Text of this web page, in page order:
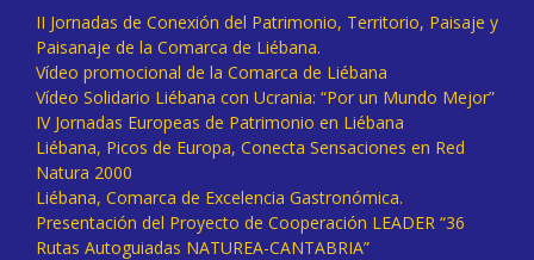
II Jornadas de Conexión del Patrimonio, Territorio, Paisaje y
Paisanaje de la Comarca de Liébana.
Vídeo promocional de la Comarca de Liébana
Vídeo Solidario Liébana con Ucrania: “Por un Mundo Mejor”
IV Jornadas Europeas de Patrimonio en Liébana
Liébana, Picos de Europa, Conecta Sensaciones en Red
Natura 2000
Liébana, Comarca de Excelencia Gastronómica.
Presentación del Proyecto de Cooperación LEADER “36
Rutas Autoguiadas NATUREA-CANTABRIA”